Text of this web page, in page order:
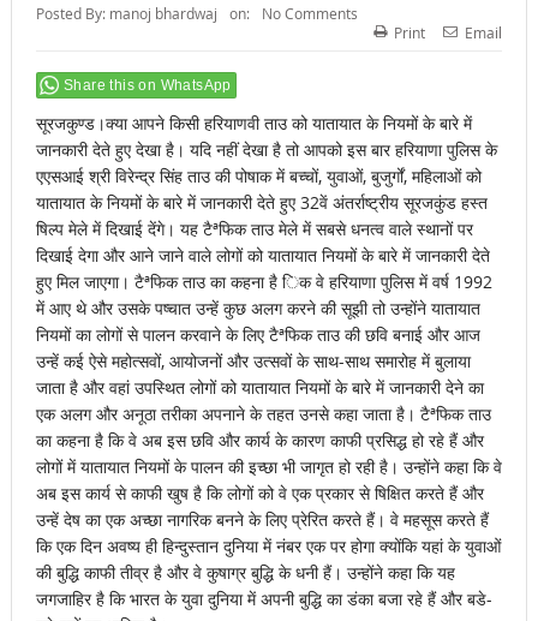
Posted By: manoj bhardwaj on:
No Comments
Print
Email
Share this on WhatsApp
सूरजकुण्ड।क्या आपने किसी हरियाणवी ताउ को यातायात के नियमों के बारे में
जानकारी देते हुए देखा है। यदि नहीं देखा है तो आपको इस बार हरियाणा पुलिस के
एएसआई श्री विरेन्द्र सिंह ताउ की पोषाक में बच्चों, युवाओं, बुजुर्गों, महिलाओं को
यातायात के नियमों के बारे में जानकारी देते हुए 32वें अंतर्राष्ट्रीय सूरजकुंड हस्त
षिल्प मेले में दिखाई देंगे। यह टैªफिक ताउ मेले में सबसे धनत्व वाले स्थानों पर
दिखाई देगा और आने जाने वाले लोगों को यातायात नियमों के बारे में जानकारी देते
हुए मिल जाएगा। टैªफिक ताउ का कहना है िक वे हरियाणा पुलिस में वर्ष 1992
में आए थे और उसके पष्चात उन्हें कुछ अलग करने की सूझी तो उन्होंने यातायात
नियमों का लोगों से पालन करवाने के लिए टैªफिक ताउ की छवि बनाई और आज
उन्हें कई ऐसे महोत्सवों, आयोजनों और उत्सवों के साथ-साथ समारोह में बुलाया
जाता है और वहां उपस्थित लोगों को यातायात नियमों के बारे में जानकारी देने का
एक अलग और अनूठा तरीका अपनाने के तहत उनसे कहा जाता है। टैªफिक ताउ
का कहना है कि वे अब इस छवि और कार्य के कारण काफी प्रसिद्ध हो रहे हैं और
लोगों में यातायात नियमों के पालन की इच्छा भी जागृत हो रही है। उन्होंने कहा कि वे
अब इस कार्य से काफी खुष है कि लोगों को वे एक प्रकार से षिक्षित करते हैं और
उन्हें देष का एक अच्छा नागरिक बनने के लिए प्रेरित करते हैं। वे महसूस करते हैं
कि एक दिन अवष्य ही हिन्दुस्तान दुनिया में नंबर एक पर होगा क्योंकि यहां के युवाओं
की बुद्धि काफी तीव्र है और वे कुषाग्र बुद्धि के धनी हैं। उन्होंने कहा कि यह
जगजाहिर है कि भारत के युवा दुनिया में अपनी बुद्धि का डंका बजा रहे हैं और बडे-